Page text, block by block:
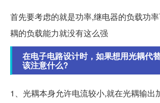
首先要考虑的就是功率,继电器的负载功
耦的负载能力就没有这么强
在电子电路设计时，如果想用光耦代
该注意什么?
1、光耦本身允许电流较小,就在光耦输出